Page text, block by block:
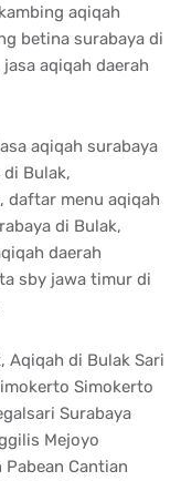
aqiqah
betina surabaya di
aqiqah daerah
aqiqah surabaya
Bulak,
daftar menu aqiqah
di Bulak,
daerah
sby jawa timur di
Aqiqah di Bulak Sari
Simokerto
Surabaya
Mejoyo
Cantian